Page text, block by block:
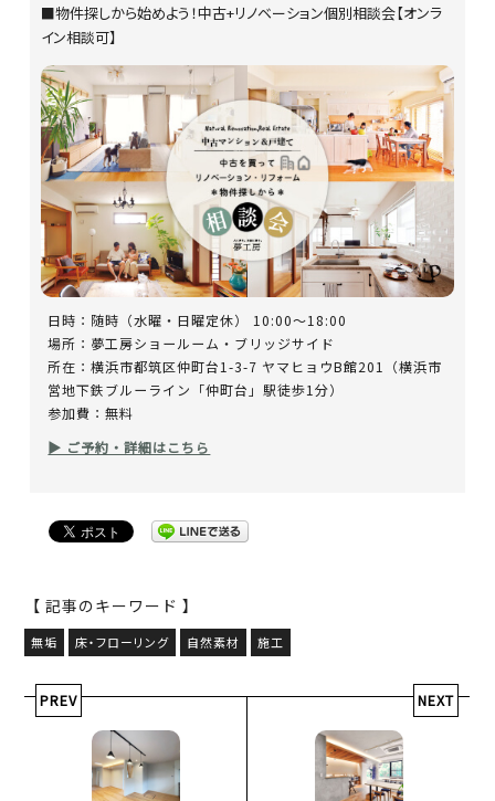
■物件探しから始めよう！中古+リノベーション個別相談会【オンラ
イン相談可】
日時：随時（水曜・日曜定休） 10:00～18:00
場所：夢工房ショールーム・ブリッジサイド
所在：横浜市都筑区仲町台1-3-7 ヤマヒョウB館201（横浜市
営地下鉄ブルーライン「仲町台」駅徒歩1分）
参加費：無料
▶ ご予約・詳細はこちら
【 記事のキーワード 】
無垢 床・フローリング 自然素材 施工
PREV NEXT